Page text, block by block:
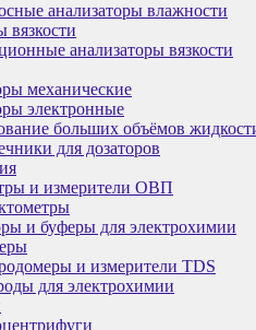
анализаторы влажности
вязкости
анализаторы вязкости
механические
электронные
больших объёмов
для дозаторов
и измерители ОВП
и буферы для электрохимии
и измерители TDS
для электрохимии